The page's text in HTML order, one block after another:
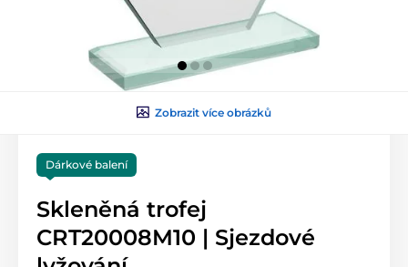
Zobrazit více obrázků
Dárkové balení
Skleněná trofej
CRT20008M10 | Sjezdové